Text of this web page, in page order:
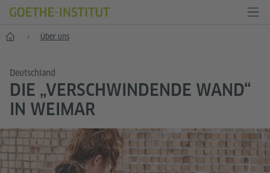
Start Über uns
Deutschland
DIE „VERSCHWINDENDE WAND“
IN WEIMAR